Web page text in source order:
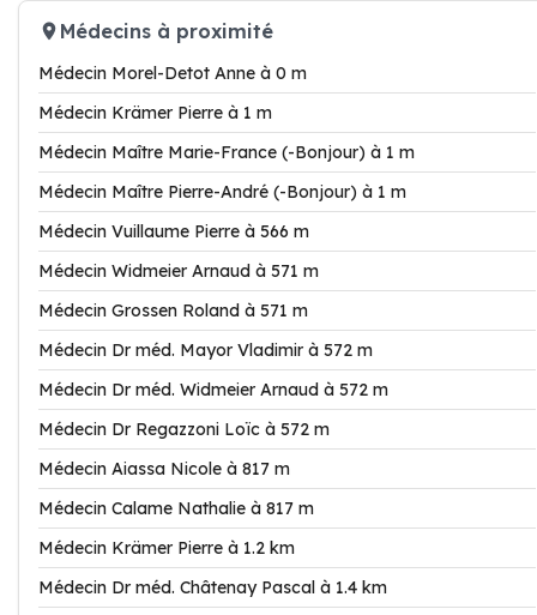
Médecins à proximité
Médecin Morel-Detot Anne à 0 m
Médecin Krämer Pierre à 1 m
Médecin Maître Marie-France (-Bonjour) à 1 m
Médecin Maître Pierre-André (-Bonjour) à 1 m
Médecin Vuillaume Pierre à 566 m
Médecin Widmeier Arnaud à 571 m
Médecin Grossen Roland à 571 m
Médecin Dr méd. Mayor Vladimir à 572 m
Médecin Dr méd. Widmeier Arnaud à 572 m
Médecin Dr Regazzoni Loïc à 572 m
Médecin Aiassa Nicole à 817 m
Médecin Calame Nathalie à 817 m
Médecin Krämer Pierre à 1.2 km
Médecin Dr méd. Châtenay Pascal à 1.4 km